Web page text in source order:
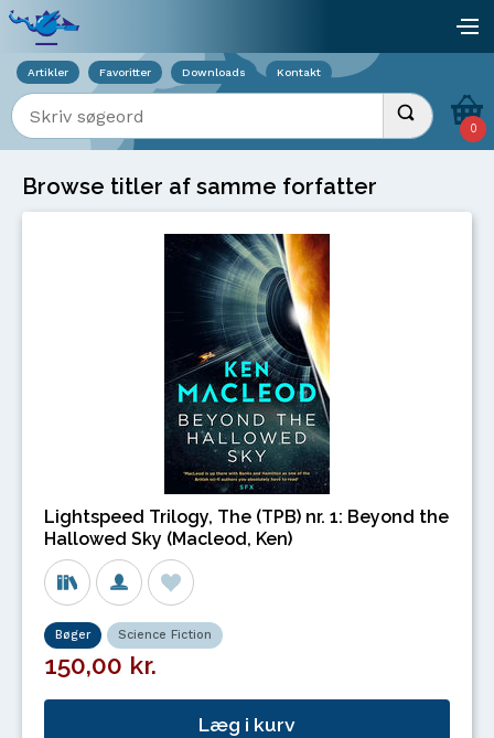
Artikler Favoritter Downloads Kontakt
Indtast søgeord Udfør søgning
0
Browse titler af samme forfatter
Lightspeed Trilogy, The (TPB) nr. 1: Beyond the
Hallowed Sky (Macleod, Ken)
Bøger Science Fiction
150,00 kr.
Læg i kurv
Viser overlay for indkøbskurv